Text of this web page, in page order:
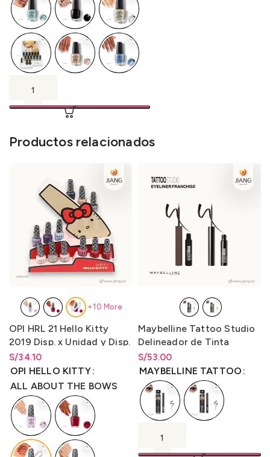
Productos relacionados
OPI HRL 21 Hello Kitty
2019 Disp. x Unidad y Disp.
x kit 12 unidades Lqr. 15 ml
S/34.10
OPI HELLO KITTY
ALL ABOUT THE BOWS
+10 More
Maybelline Tattoo Studio
Delineador de Tinta
Líquida 2.5ml.
S/53.00
Rango de precios: desde
S/53.00hasta S/53.00
MAYBELLINE TATTOO